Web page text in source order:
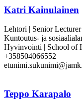
Katri Kainulainen
Lehtori | Senior Lecturer
Kuntoutus- ja
Hyvinvointi | School of
+358504066552
Teppo Karapalo